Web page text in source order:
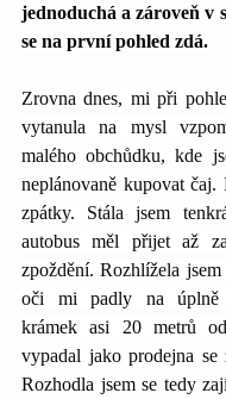
jednoduchá a zároveň v
se na první pohled zdá.
Zrovna dnes, mi při
vytanula na mysl
malého obchůdku, kde
neplánovaně kupovat
zpátky. Stála jsem
autobus měl přijet až
zpoždění. Rozhlížela
oči mi padly na úplně
krámek asi 20 metrů
vypadal jako prodejna se
Rozhodla jsem se tedy